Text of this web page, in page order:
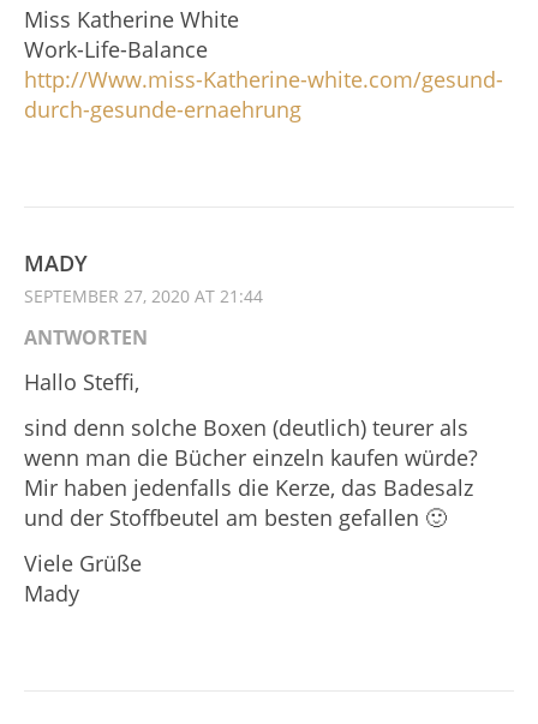
Miss Katherine White
Work-Life-Balance
http://Www.miss-Katherine-white.com/gesund-
durch-gesunde-ernaehrung
MADY
SEPTEMBER 27, 2020 AT 21:44
ANTWORTEN
Hallo Steffi,
sind denn solche Boxen (deutlich) teurer als
wenn man die Bücher einzeln kaufen würde?
Mir haben jedenfalls die Kerze, das Badesalz
und der Stoffbeutel am besten gefallen 🙂
Viele Grüße
Mady